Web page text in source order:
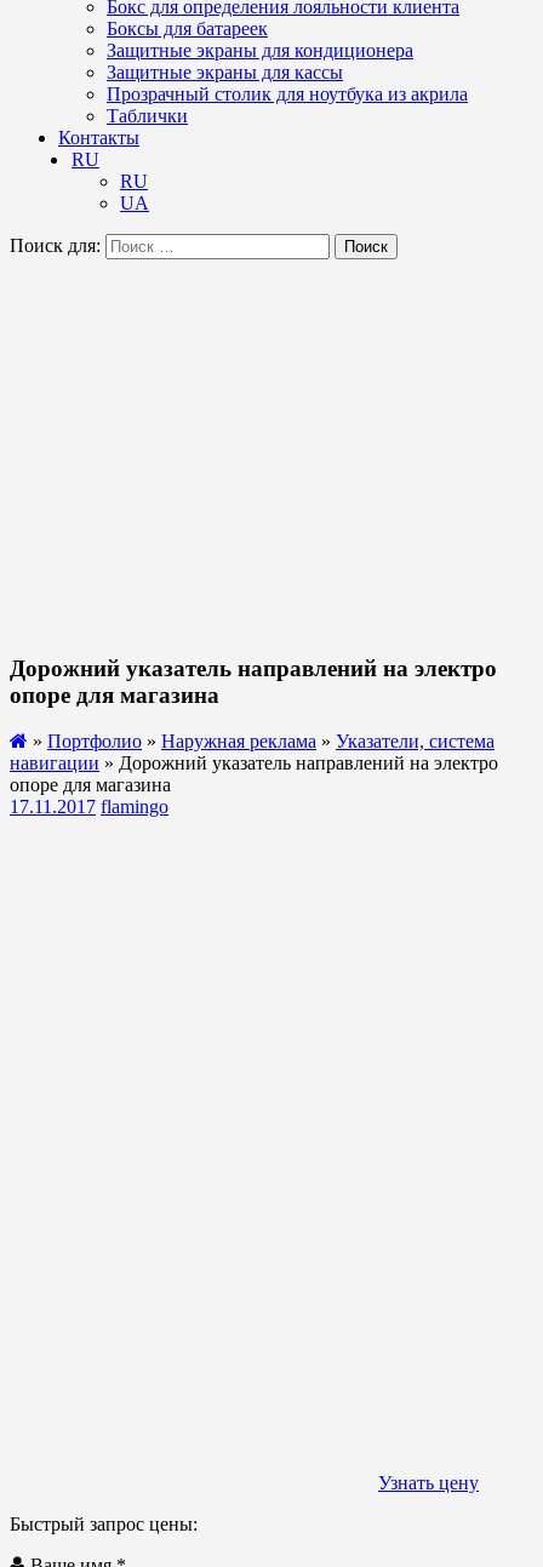
Бокс для определения лояльности клиента
Боксы для батареек
Защитные экраны для кондиционера
Защитные экраны для кассы
Прозрачный столик для ноутбука из акрила
Таблички
Контакты
RU
RU
UA
Поиск для: Поиск
Дорожний указатель направлений на электро
опоре для магазина
» Портфолио » Наружная реклама » Указатели, система
навигации » Дорожний указатель направлений на электро
опоре для магазина
17.11.2017 flamingo
Узнать цену
Быстрый запрос цены: